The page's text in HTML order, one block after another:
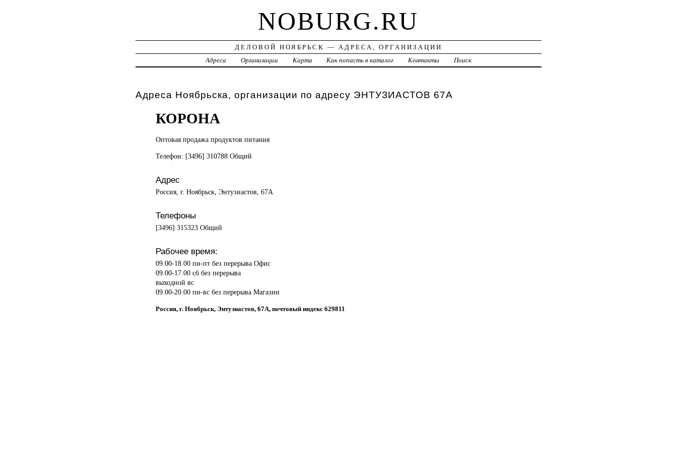
NOBURG.RU
ДЕЛОВОЙ НОЯБРЬСК — АДРЕСА, ОРГАНИЗАЦИИ
Адреса
Организации Карта Как попасть в каталог Контакты Поиск
Адреса Ноябрьска, организации по адресу ЭНТУЗИАСТОВ 67А
КОРОНА
Оптовая продажа продуктов питания
Телефон: [3496] 310788 Общий
Адрес
Россия, г. Ноябрьск, Энтузиастов, 67А
Телефоны
[3496] 315323 Общий
Рабочее время:
09.00-18.00 пн-пт без перерыва Офис
09.00-17.00 сб без перерыва
выходной вс
09.00-20.00 пн-вс без перерыва Магазин
Россия, г. Ноябрьск, Энтузиастов, 67А, почтовый индекс 629811